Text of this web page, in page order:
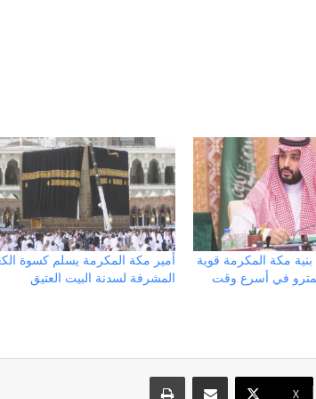
مكة المكرمة قوية
في أسرع وقت
أمير مكة المكرمة يسلم كسوة
المشرفة لسدنة البيت العتيق
X
مشاركة عبر البريد طباعة